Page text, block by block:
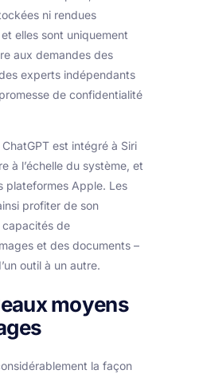
ni rendues
elles sont uniquement
aux demandes des
experts indépendants
de confidentialité
ChatGPT est intégré à Siri
à l’échelle du système, et
plateformes Apple. Les
profiter de son
capacités de
et des documents –
outil à un autre.
moyens
la façon